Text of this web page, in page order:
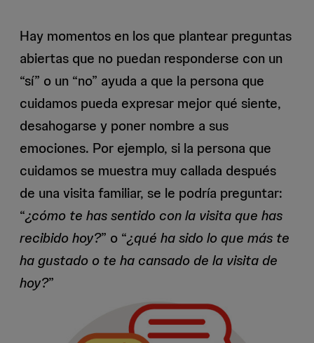
Hay momentos en los que plantear preguntas
abiertas que no puedan responderse con un
“sí” o un “no” ayuda a que la persona que
cuidamos pueda expresar mejor qué siente,
desahogarse y poner nombre a sus
emociones. Por ejemplo, si la persona que
cuidamos se muestra muy callada después
de una visita familiar, se le podría preguntar:
“¿cómo te has sentido con la visita que has
recibido hoy?” o “¿qué ha sido lo que más te
ha gustado o te ha cansado de la visita de
hoy?”